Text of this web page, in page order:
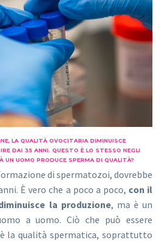
LA QUALITÀ OVOCITARIA DIMINUISCE
DAI 35 ANNI. QUESTO È LO STESSO NEGLI
UN UOMO PRODUCE SPERMA DI QUALITÀ?
di spermatozoi, dovrebbe
È vero che a poco a poco, con il
la produzione, ma è un
a uomo. Ciò che può essere
la qualità spermatica, soprattutto